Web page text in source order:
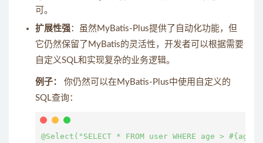
可。
扩展性强：虽然MyBatis-Plus提供了自动化功能，但
它仍然保留了MyBatis的灵活性，开发者可以根据需要
自定义SQL和实现复杂的业务逻辑。
例子：
你仍然可以在MyBatis-Plus中使用自定义的
SQL查询：
@Select("SELECT * FROM user WHERE age >